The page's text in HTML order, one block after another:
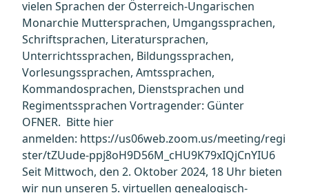
vielen Sprachen der Österreich-Ungarischen
Monarchie Muttersprachen, Umgangssprachen,
Schriftsprachen, Literatursprachen,
Unterrichtssprachen, Bildungssprachen,
Vorlesungssprachen, Amtssprachen,
Kommandosprachen, Dienstsprachen und
Regimentssprachen Vortragender: Günter
OFNER. Bitte hier
anmelden: https://us06web.zoom.us/meeting/regi
ster/tZUude-ppj8oH9D56M_cHU9K79xIQjCnYIU6
Seit Mittwoch, den 2. Oktober 2024, 18 Uhr bieten
wir nun unseren 5. virtuellen genealogisch-